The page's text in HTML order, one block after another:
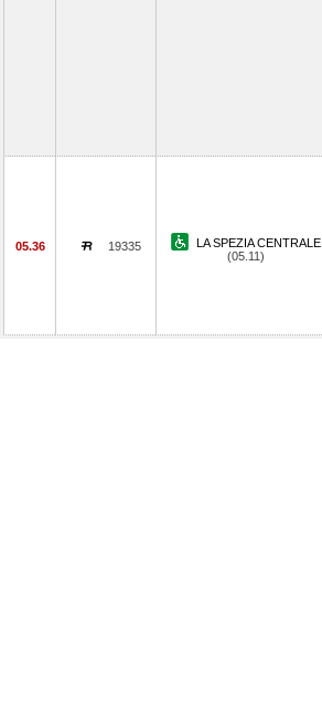
05.36 19335
LA SPEZIA CENTRALE
(05.11)